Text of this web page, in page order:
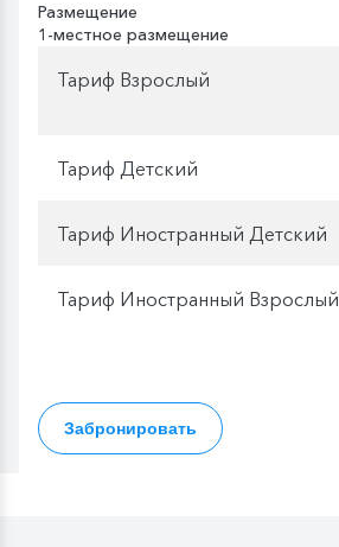
Размещение
1-местное размещение
Тариф Взрослый
Тариф Детский
Тариф Иностранный Детский
Тариф Иностранный Взрослый
Забронировать